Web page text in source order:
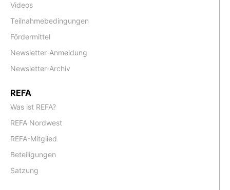
Videos
Teilnahmebedingungen
Fördermittel
Newsletter-Anmeldung
Newsletter-Archiv
REFA
Was ist REFA?
REFA Nordwest
REFA-Mitglied
Beteiligungen
Satzung